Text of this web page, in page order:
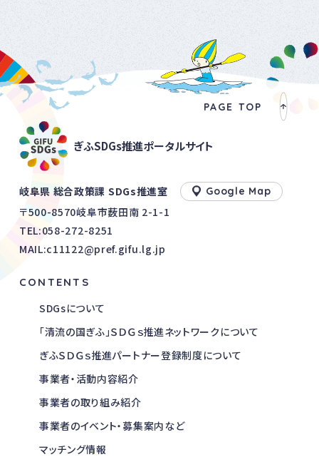
大会では、作業開始前の声掛けや危険予知活動、互いに
注意し合える職場づくりなどについて改めて認識を共有
し、労働災害ゼロに向けた安全意識のさらなる向上を図
りました。 今後も、安全をすべての業務に優先するという
基本姿勢のもと、安全で健康に働ける職場環境づくりを
継続し、労働災害・交通事故ゼロを目指して取り組んで
まいります。
PAGE TOP
ぎふSDGs推進ポータルサイト
岐阜県 総合政策課 SDGs推進室 Google Map
〒500-8570岐阜市薮田南 2-1-1
TEL:058-272-8251
MAIL:c11122@pref.gifu.lg.jp
CONTENTS
SDGsについて
「清流の国ぎふ」ＳＤＧｓ推進ネットワークについて
ぎふＳＤＧｓ推進パートナー登録制度について
事業者・活動内容紹介
事業者の取り組み紹介
事業者のイベント・募集案内など
マッチング情報